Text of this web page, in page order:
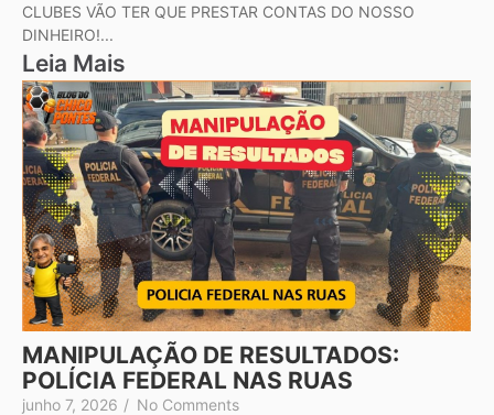
CLUBES VÃO TER QUE PRESTAR CONTAS DO NOSSO
DINHEIRO!...
Leia Mais
MANIPULAÇÃO DE RESULTADOS:
POLÍCIA FEDERAL NAS RUAS
junho 7, 2026 / No Comments